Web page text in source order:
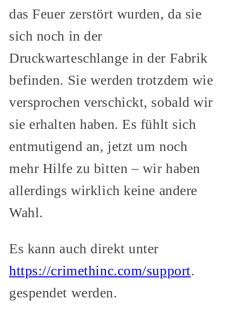
das Feuer zerstört wurden, da sie
sich noch in der
Druckwarteschlange in der Fabrik
befinden. Sie werden trotzdem wie
versprochen verschickt, sobald wir
sie erhalten haben. Es fühlt sich
entmutigend an, jetzt um noch
mehr Hilfe zu bitten – wir haben
allerdings wirklich keine andere
Wahl.
Es kann auch direkt unter
https://crimethinc.com/support.
gespendet werden.